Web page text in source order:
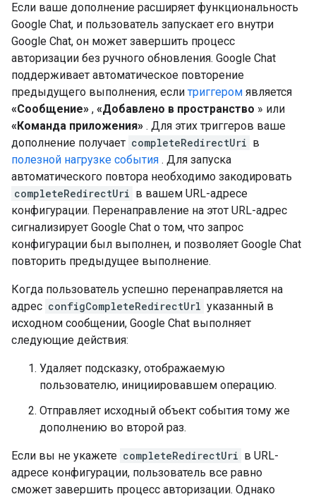
Если ваше дополнение расширяет функциональность
Google Chat, и пользователь запускает его внутри
Google Chat, он может завершить процесс
авторизации без ручного обновления. Google Chat
поддерживает автоматическое повторение
предыдущего выполнения, если триггером является
«Сообщение» , «Добавлено в пространство » или
«Команда приложения» . Для этих триггеров ваше
дополнение получает completeRedirectUri в
полезной нагрузке события . Для запуска
автоматического повтора необходимо закодировать
completeRedirectUri в вашем URL-адресе
конфигурации. Перенаправление на этот URL-адрес
сигнализирует Google Chat о том, что запрос
конфигурации был выполнен, и позволяет Google Chat
повторить предыдущее выполнение.
Когда пользователь успешно перенаправляется на
адрес configCompleteRedirectUrl указанный в
исходном сообщении, Google Chat выполняет
следующие действия:
Удаляет подсказку, отображаемую
пользователю, инициировавшем операцию.
Отправляет исходный объект события тому же
дополнению во второй раз.
Если вы не укажете completeRedirectUri в URL-
адресе конфигурации, пользователь все равно
сможет завершить процесс авторизации. Однако